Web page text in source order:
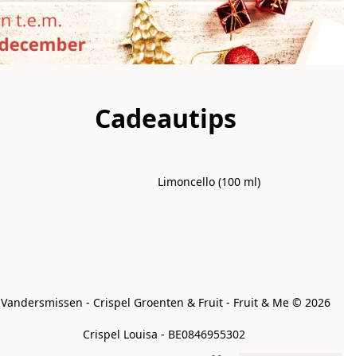
Cadeautips
Limoncello (100 ml)
Vandersmissen - Crispel Groenten & Fruit - Fruit & Me © 2026
Crispel Louisa - BE0846955302